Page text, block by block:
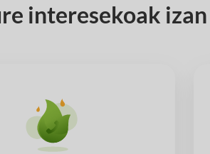
interesekoak